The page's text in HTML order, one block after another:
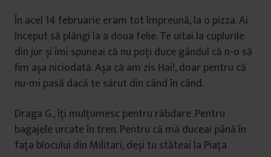
În acel 14 februarie eram tot împreună, la o pizza. Ai
început să plângi la a doua felie. Te uitai la cuplurile
din jur și îmi spuneai că nu poți duce gândul că n-o să
fim așa niciodată. Așa că am zis Hai!, doar pentru că
nu-mi pasă dacă te sărut din când în când.
Draga G., îți mulțumesc pentru răbdare. Pentru
bagajele urcate în tren. Pentru că mă duceai până în
fața blocului din Militari, deși tu stăteai la Piața